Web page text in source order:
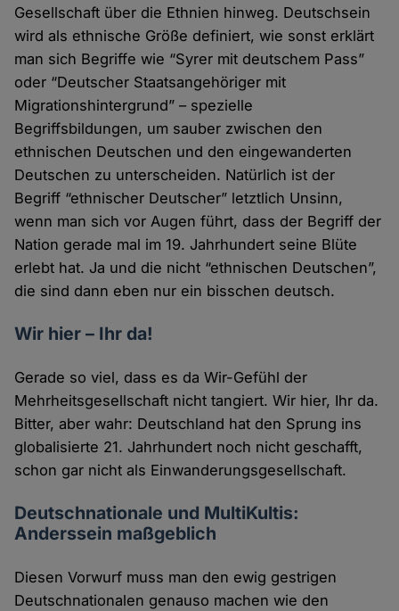
Gesellschaft über die Ethnien hinweg. Deutschsein
wird als ethnische Größe definiert, wie sonst erklärt
man sich Begriffe wie “Syrer mit deutschem Pass”
oder “Deutscher Staatsangehöriger mit
Migrationshintergrund” – spezielle
Begriffsbildungen, um sauber zwischen den
ethnischen Deutschen und den eingewanderten
Deutschen zu unterscheiden. Natürlich ist der
Begriff “ethnischer Deutscher” letztlich Unsinn,
wenn man sich vor Augen führt, dass der Begriff der
Nation gerade mal im 19. Jahrhundert seine Blüte
erlebt hat. Ja und die nicht “ethnischen Deutschen”,
die sind dann eben nur ein bisschen deutsch.
Wir hier – Ihr da!
Gerade so viel, dass es da Wir-Gefühl der
Mehrheitsgesellschaft nicht tangiert. Wir hier, Ihr da.
Bitter, aber wahr: Deutschland hat den Sprung ins
globalisierte 21. Jahrhundert noch nicht geschafft,
schon gar nicht als Einwanderungsgesellschaft.
Deutschnationale und MultiKultis:
Anderssein maßgeblich
Diesen Vorwurf muss man den ewig gestrigen
Deutschnationalen genauso machen wie den